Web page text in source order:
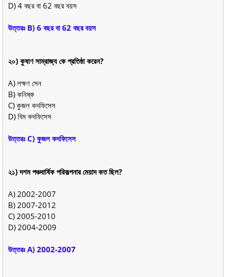
D) 4 বছর বা 62 বছর বয়স
উত্তরঃ B) 6 বছর বা 62 বছর বয়স
২০) কুষাণ সাম্রাজ্য কে প্রতিষ্ঠা করেন?
A) লক্ষণ সেন
B) কনিষ্ক
C) কুজল কদফিসেস
D) বিম কদফিসেস
উত্তরঃ C) কুজল কদফিসেস
২১) দশম পঞ্চবার্ষিক পরিকল্পনার মেয়াদ কত ছিল?
A) 2002-2007
B) 2007-2012
C) 2005-2010
D) 2004-2009
উত্তরঃ A) 2002-2007